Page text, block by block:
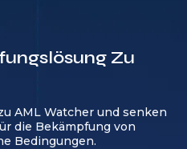
Zu
AML Watcher und senken
die Bekämpfung von
Bedingungen.